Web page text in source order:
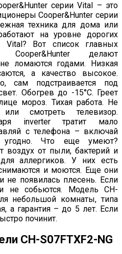
серии Vital – это
Cooper&Hunter серии
техника для дома или
на уровне дорогих
Вот список главных
Cooper&Hunter делают
ломаются годами. Низкая
а качество высокое.
сам подстраивается под
Обогрев до -15°C. Греет
мороз. Тихая работа. Не
смотреть телевизор.
inverter тратит мало
с телефона – включай
Что еще умеют?
воздух от пыли, бактерий и
аллергиков. У них есть
и моются. Еще они
не появилась плесень. Если
не собьются. Модель CH-
небольшой комнаты, типа
а гарантия – до 5 лет. Если
починит.
CH-S07FTXF2-NG